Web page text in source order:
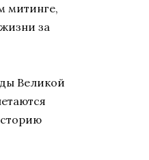
митинге,
за
Великой